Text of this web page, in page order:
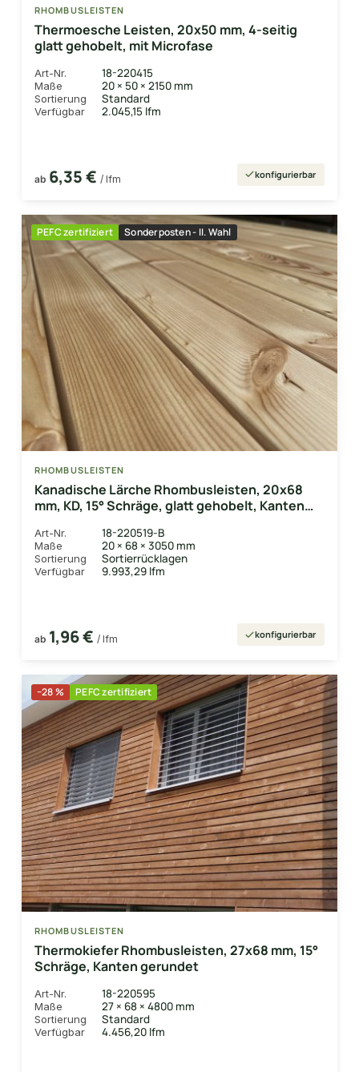
RHOMBUSLEISTEN
Thermoesche Leisten, 20x50 mm, 4-seitig
glatt gehobelt, mit Microfase
Art-Nr. 18-220415
Maße 20 × 50 × 2150 mm
Sortierung Standard
Verfügbar 2.045,15 lfm
ab 6,35 € / lfm konfigurierbar
Sonderposten - II. Wahl
PEFC zertifiziert
RHOMBUSLEISTEN
Kanadische Lärche Rhombusleisten, 20x68
mm, KD, 15° Schräge, glatt gehobelt, Kanten
Art-Nr. 18-220519-B
Maße 20 × 68 × 3050 mm
Sortierung Sortierrücklagen
Verfügbar 9.993,29 lfm
ab 1,96 € / lfm konfigurierbar
−28 % PEFC zertifiziert
RHOMBUSLEISTEN
Thermokiefer Rhombusleisten, 27x68 mm, 15°
Schräge, Kanten gerundet
Art-Nr. 18-220595
Maße 27 × 68 × 4800 mm
Sortierung Standard
Verfügbar 4.456,20 lfm